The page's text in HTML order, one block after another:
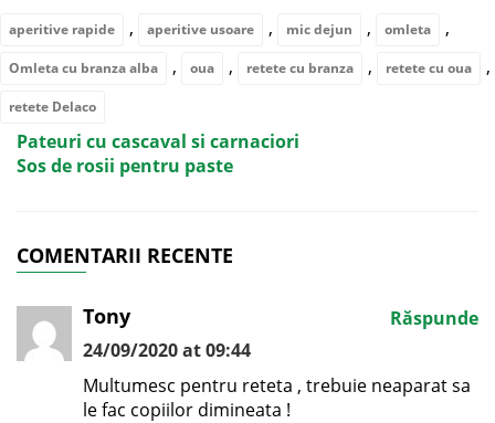
aperitive rapide , aperitive usoare , mic dejun , omleta ,
Omleta cu branza alba , oua , retete cu branza , retete cu oua ,
retete Delaco
Pateuri cu cascaval si carnaciori
Sos de rosii pentru paste
COMENTARII RECENTE
Tony
24/09/2020 at 09:44
Multumesc pentru reteta , trebuie neaparat sa
le fac copiilor dimineata !
Răspunde